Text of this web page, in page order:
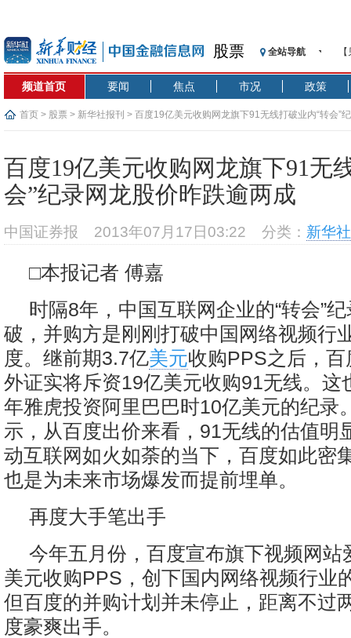
股票 全站导航
记
济
央
恒
频道首页 要闻 焦点 市况 政策
首页 > 股票 > 新华社报刊 > 百度19亿美元收购网龙旗下91无线打破业内“转会”
百度19亿美元收购网龙旗下91无
会”纪录网龙股价昨跌逾两成
中国证券报 2013年07月17日03:22 分类： 新华
□本报记者 傅嘉
时隔8年，中国互联网企业的“转会”
破，并购方是刚刚打破中国网络视频行
度。继前期3.7亿美元收购PPS之后，
外证实将斥资19亿美元收购91无线。这
年雅虎投资阿里巴巴时10亿美元的纪录
示，从百度出价来看，91无线的估值明
动互联网如火如荼的当下，百度如此密
也是为未来市场爆发而提前埋单。
再度大手笔出手
今年五月份，百度宣布旗下视频网站
美元收购PPS，创下国内网络视频行业
但百度的并购计划并未停止，距离不过
度豪爽出手。